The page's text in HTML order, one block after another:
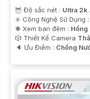
🦉 Độ sắc nét : Ultra 2k .
✳️ Công Nghệ Sử Dụng :
❃ Xem ban đêm : Hồng
🎲 Thiết Kế Camera
️🔈 Ưu Điểm : Chống